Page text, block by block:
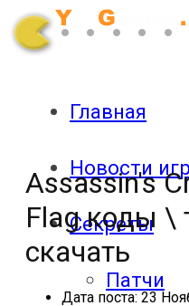
Главная
Новости игр
Секреты
Патчи
Assassin's
Flag коды \
скачать
Дата поста: 23